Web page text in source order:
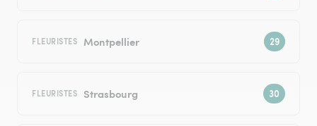
FLEURISTES Montpellier
FLEURISTES Strasbourg